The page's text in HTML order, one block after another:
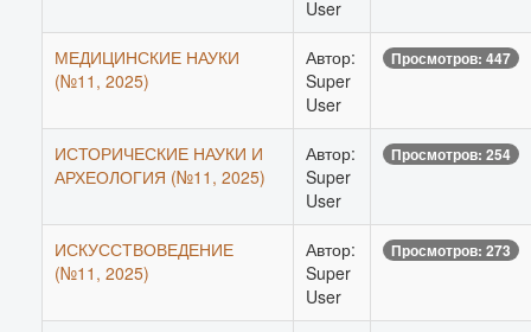
User
МЕДИЦИНСКИЕ НАУКИ
(№11, 2025)
Автор:
Super
User
Просмотров: 447
ИСТОРИЧЕСКИЕ НАУКИ И
АРХЕОЛОГИЯ (№11, 2025)
Автор:
Super
User
Просмотров: 254
ИСКУССТВОВЕДЕНИЕ
(№11, 2025)
Автор:
Super
User
Просмотров: 273